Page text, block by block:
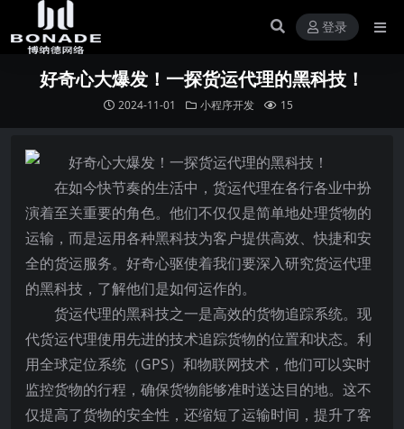
登录
好奇心大爆发！一探货运代理的黑科技！
2024-11-01 小程序开发 15
在如今快节奏的生活中，货运代理在各行各业中扮
演着至关重要的角色。他们不仅仅是简单地处理货物的
运输，而是运用各种黑科技为客户提供高效、快捷和安
全的货运服务。好奇心驱使着我们要深入研究货运代理
的黑科技，了解他们是如何运作的。
货运代理的黑科技之一是高效的货物追踪系统。现
代货运代理使用先进的技术追踪货物的位置和状态。利
用全球定位系统（GPS）和物联网技术，他们可以实时
监控货物的行程，确保货物能够准时送达目的地。这不
仅提高了货物的安全性，还缩短了运输时间，提升了客